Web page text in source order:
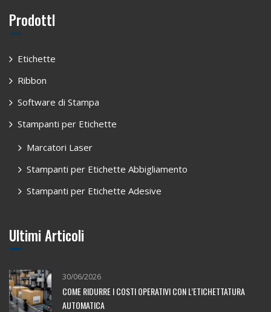
ProdottI
Etichette
Ribbon
Software di Stampa
Stampanti per Etichette
Marcatori Laser
Stampanti per Etichette Abbigliamento
Stampanti per Etichette Adesive
Ultimi Articoli
30/06/2026
COME RIDURRE I COSTI OPERATIVI CON L’ETICHETTATURA
AUTOMATICA